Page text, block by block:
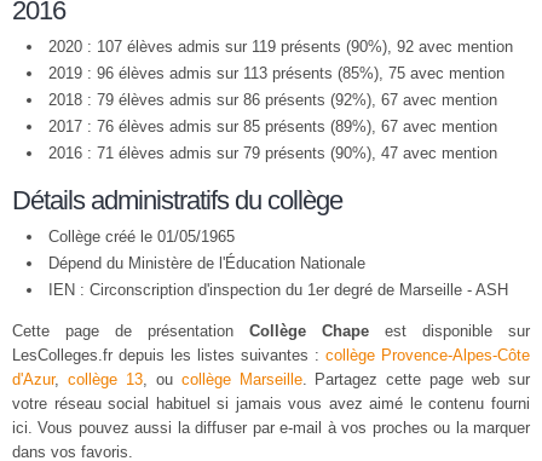
2016
2020 : 107 élèves admis sur 119 présents (90%), 92 avec mention
2019 : 96 élèves admis sur 113 présents (85%), 75 avec mention
2018 : 79 élèves admis sur 86 présents (92%), 67 avec mention
2017 : 76 élèves admis sur 85 présents (89%), 67 avec mention
2016 : 71 élèves admis sur 79 présents (90%), 47 avec mention
Détails administratifs du collège
Collège créé le 01/05/1965
Dépend du Ministère de l'Éducation Nationale
IEN : Circonscription d'inspection du 1er degré de Marseille - ASH
Cette page de présentation Collège Chape est disponible sur
LesColleges.fr depuis les listes suivantes : collège Provence-Alpes-Côte
d'Azur, collège 13, ou collège Marseille. Partagez cette page web sur
votre réseau social habituel si jamais vous avez aimé le contenu fourni
ici. Vous pouvez aussi la diffuser par e-mail à vos proches ou la marquer
dans vos favoris.